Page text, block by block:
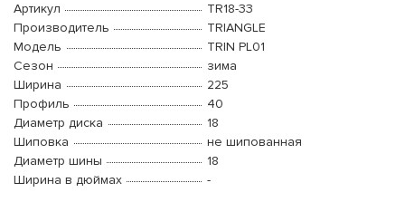
Артикул
TR18-33
Производитель
TRIANGLE
Модель
TRIN PL01
Сезон
зима
Ширина
225
Профиль
40
Диаметр диска
18
Шиповка
не шипованная
Диаметр шины
18
Ширина в дюймах
-